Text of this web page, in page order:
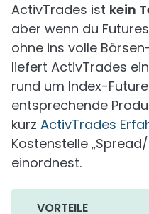
ActivTrades ist kein
aber wenn du
ohne ins volle
liefert ActivTrades
rund um Index-
entsprechende
kurz ActivTrades
Kostenstelle
einordnest.
VORTEILE